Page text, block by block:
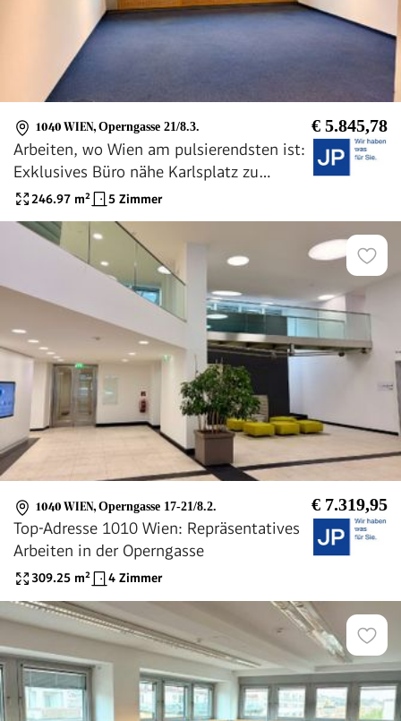
1040 WIEN, Operngasse 21/8.3. € 5.845,78
Arbeiten, wo Wien am pulsierendsten ist:
Exklusives Büro nähe Karlsplatz zu
mieten
246.97 m² 5 Zimmer
1040 WIEN, Operngasse 17-21/8.2. € 7.319,95
Top-Adresse 1010 Wien: Repräsentatives
Arbeiten in der Operngasse
309.25 m² 4 Zimmer